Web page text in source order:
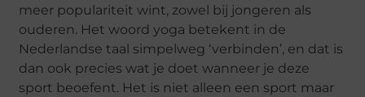
meer populariteit wint, zowel bij jongeren als
ouderen. Het woord yoga betekent in de
Nederlandse taal simpelweg ‘verbinden’, en dat is
dan ook precies wat je doet wanneer je deze
sport beoefent. Het is niet alleen een sport maar